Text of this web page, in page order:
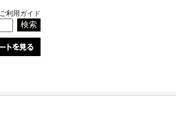
ご利用ガイド